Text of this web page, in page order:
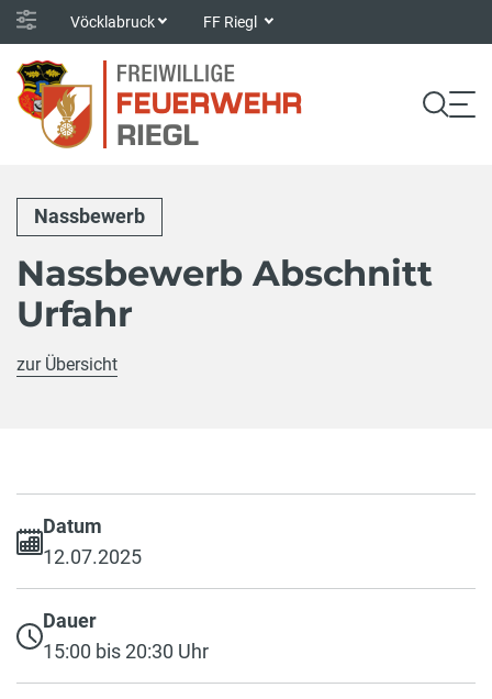
Vöcklabruck FF Riegl
Nassbewerb
Nassbewerb Abschnitt
Urfahr
zur Übersicht
Datum
12.07.2025
Dauer
15:00 bis 20:30 Uhr